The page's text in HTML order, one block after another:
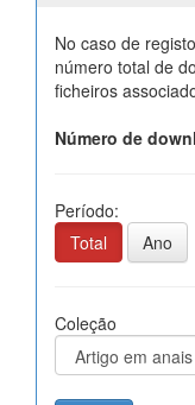
No caso de
número total de
ficheiros
Número de
Período:
Total
Ano
Coleção